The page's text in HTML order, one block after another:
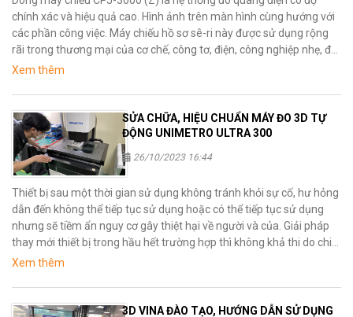
chính xác và hiệu quả cao. Hình ảnh trên màn hình cùng hướng với
các phần công việc. Máy chiếu hồ sơ sê-ri này được sử dụng rộng
rãi trong thương mại của cơ chế, công tơ, điện, công nghiệp nhẹ, đại
học, viện nghiên cứu và bộ phận đo lường. Thiết bị này có thể kiểm
phức tạp như khuôn mẫu, các chi tiết gia công, cam, ren, bánh
răng, dao phay, v.v.
Xem thêm
SỬA CHỮA, HIỆU CHUẨN MÁY ĐO 3D TỰ
ĐỘNG UNIMETRO ULTRA 300
26/10/2023 16:44
Thiết bị sau một thời gian sử dụng không tránh khỏi sự cố, hư hỏng
dẫn đến không thể tiếp tục sử dụng hoặc có thể tiếp tục sử dụng
nhưng sẽ tiềm ẩn nguy cơ gây thiệt hại về người và của. Giải pháp
thay mới thiết bị trong hầu hết trường hợp thì không khả thi do chi
phí cho việc mua mới thiết bị là rất cao, vì vậy phương án hữu hiệu
Xem thêm
3D VINA ĐÀO TẠO, HƯỚNG DẪN SỬ DỤNG